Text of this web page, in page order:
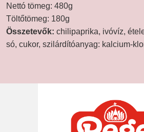
Nettó tömeg: 480g
Töltőtömeg: 180g
Összetevők: chilipaprika, ivóvíz,
só, cukor, szilárdítóanyag: kalcium-